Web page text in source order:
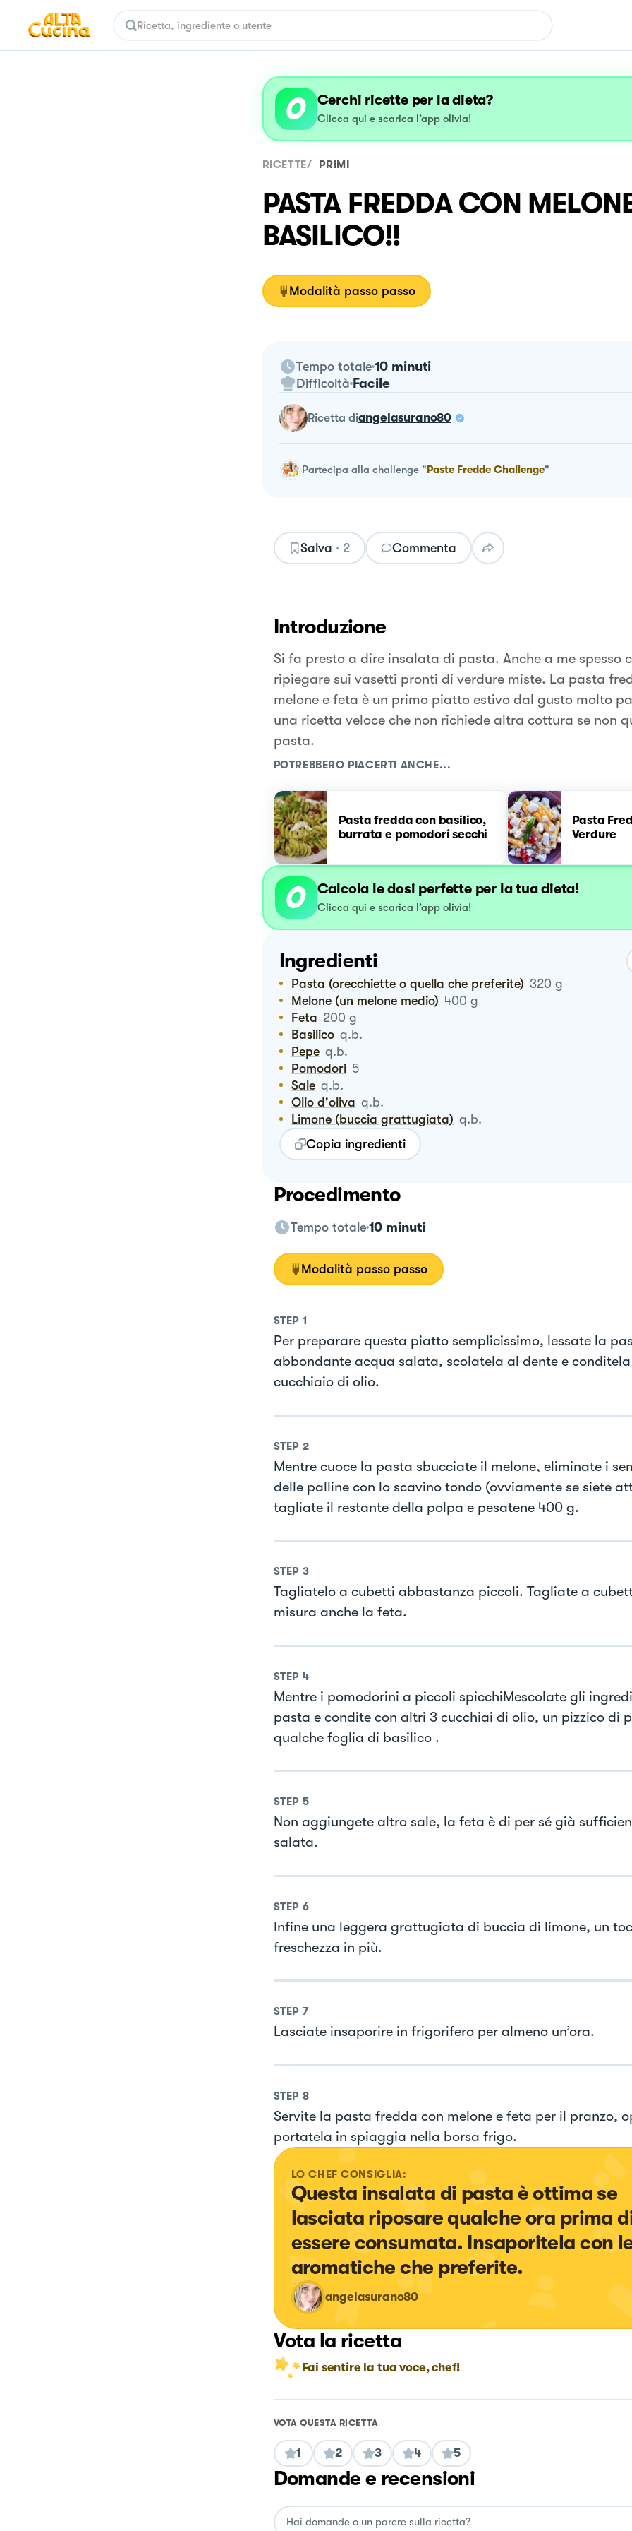
Cerchi ricette per la dieta?
Clicca qui e scarica l’app olivia!
RICETTE/ PRIMI
PASTA FREDDA CON
BASILICO!!
Modalità passo passo
Tempo totale 10 minuti
Difficoltà Facile
ricetta diangelasurano80
Partecipa alla challenge"Paste Fredde Challenge"
Salva · 2 Commenta
Introduzione
Si fa presto a dire insalata di pasta. Anche a me spesso
ripiegare sui vasetti pronti di verdure miste. La pasta
melone e feta è un primo piatto estivo dal gusto molto
una ricetta veloce che non richiede altra cottura se non
pasta.
POTREBBERO PIACERTI ANCHE...
Pasta fredda con basilico,
burrata e pomodori secchi
Pasta
Verdure
Calcola le dosi perfette per la tua dieta!
Clicca qui e scarica l’app olivia!
Ingredienti
Pasta (orecchiette o quella che preferite) 320 g
Melone (un melone medio) 400 g
Feta 200 g
Basilico q.b.
Pepe q.b.
Pomodori 5
Sale q.b.
Olio d'oliva q.b.
Limone (buccia grattugiata) q.b.
Copia ingredienti
Procedimento
Tempo totale 10 minuti
Modalità passo passo
STEP 1
Per preparare questa piatto semplicissimo, lessate la
abbondante acqua salata, scolatela al dente e conditela
cucchiaio di olio.
STEP 2
Mentre cuoce la pasta sbucciate il melone, eliminate i
delle palline con lo scavino tondo (ovviamente se siete
tagliate il restante della polpa e pesatene 400 g.
STEP 3
Tagliatelo a cubetti abbastanza piccoli. Tagliate a
misura anche la feta.
STEP 4
Mentre i pomodorini a piccoli spicchiMescolate gli
pasta e condite con altri 3 cucchiai di olio, un pizzico di
qualche foglia di basilico .
STEP 5
Non aggiungete altro sale, la feta è di per sé già
salata.
STEP 6
Infine una leggera grattugiata di buccia di limone, un
freschezza in più.
STEP 7
Lasciate insaporire in frigorifero per almeno un’ora.
STEP 8
Servite la pasta fredda con melone e feta per il pranzo,
portatela in spiaggia nella borsa frigo.
LO CHEF CONSIGLIA:
Questa insalata di pasta è ottima se
lasciata riposare qualche ora prima
essere consumata. Insaporitela con
aromatiche che preferite.
angelasurano80
Vota la ricetta
Fai sentire la tua voce, chef!
VOTA QUESTA RICETTA
1 2 3 4 5
Domande e recensioni